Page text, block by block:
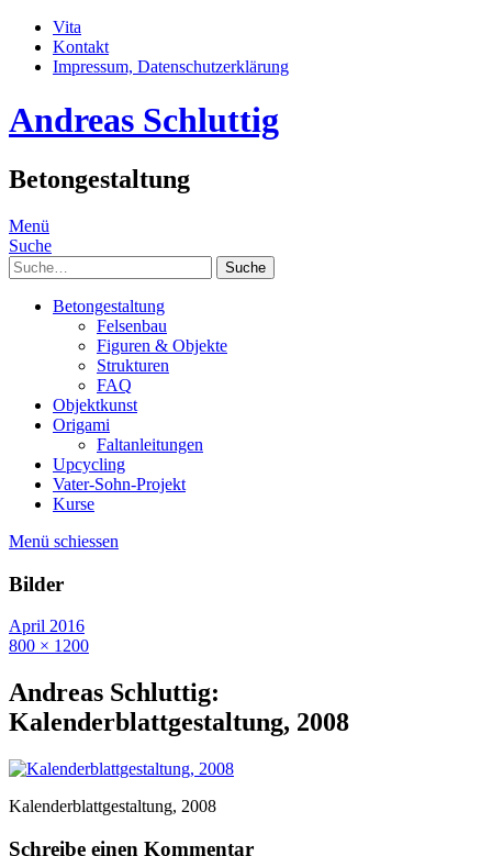
Vita
Kontakt
Impressum, Datenschutzerklärung
Andreas Schluttig
Betongestaltung
Menü
Suche
Suche
Betongestaltung
Felsenbau
Figuren & Objekte
Strukturen
FAQ
Objektkunst
Origami
Faltanleitungen
Upcycling
Vater-Sohn-Projekt
Kurse
Menü schiessen
Bilder
April 2016
800 × 1200
Andreas Schluttig:
Kalenderblattgestaltung, 2008
Kalenderblattgestaltung, 2008
Schreibe einen Kommentar